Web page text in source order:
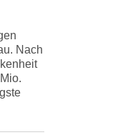
Nach